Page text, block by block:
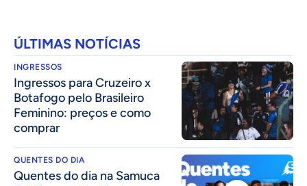
ÚLTIMAS NOTÍCIAS
INGRESSOS
Ingressos para Cruzeiro x
Botafogo pelo Brasileiro
Feminino: preços e como
comprar
QUENTES DO DIA
Quentes do dia na Samuca